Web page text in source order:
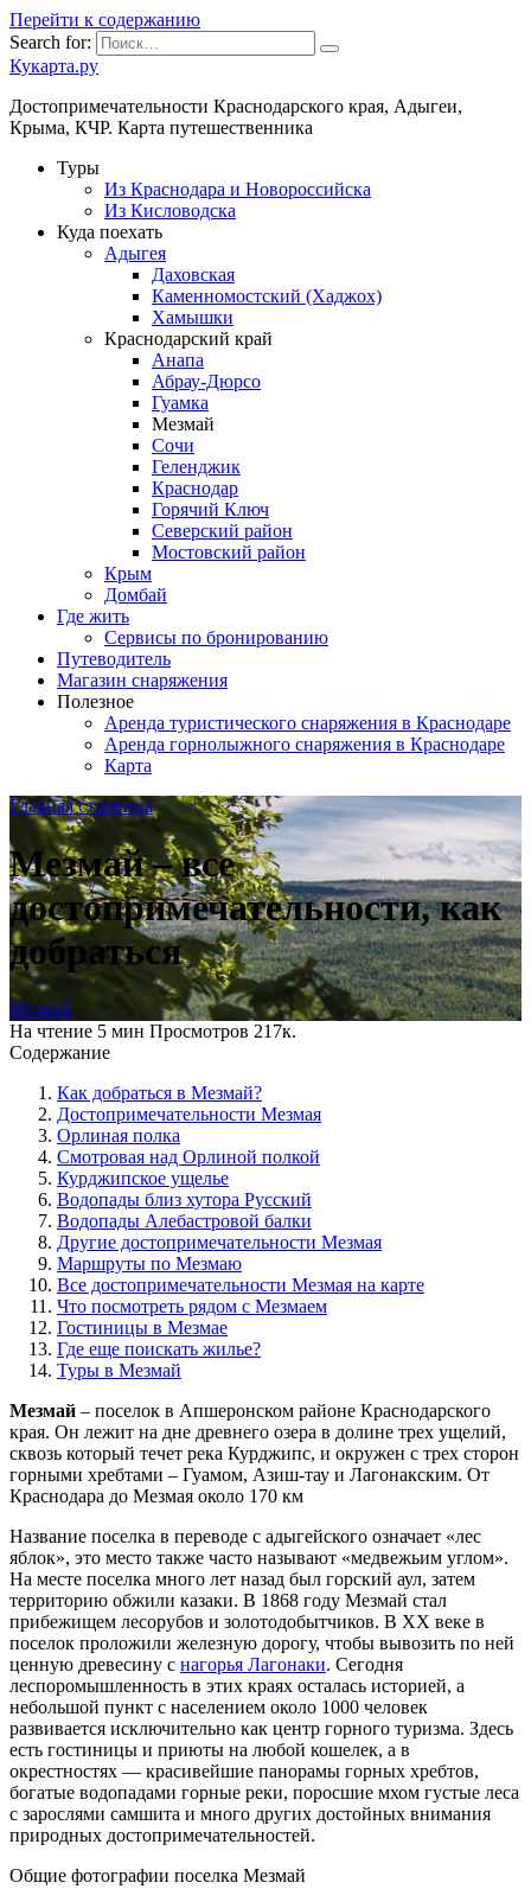
Перейти к содержанию
Search for:
Кукарта.ру
Достопримечательности Краснодарского края, Адыгеи,
Крыма, КЧР. Карта путешественника
Туры
Из Краснодара и Новороссийска
Из Кисловодска
Куда поехать
Адыгея
Даховская
Каменномостский (Хаджох)
Хамышки
Краснодарский край
Анапа
Абрау-Дюрсо
Гуамка
Мезмай
Сочи
Геленджик
Краснодар
Горячий Ключ
Северский район
Мостовский район
Крым
Домбай
Где жить
Сервисы по бронированию
Путеводитель
Магазин снаряжения
Полезное
Аренда туристического снаряжения в Краснодаре
Аренда горнолыжного снаряжения в Краснодаре
Карта
Главная страница
Мезмай – все
достопримечательности, как
добраться
Мезмай
На чтение 5 мин Просмотров 217к.
Содержание
Как добраться в Мезмай?
Достопримечательности Мезмая
Орлиная полка
Смотровая над Орлиной полкой
Курджипское ущелье
Водопады близ хутора Русский
Водопады Алебастровой балки
Другие достопримечательности Мезмая
Маршруты по Мезмаю
Все достопримечательности Мезмая на карте
Что посмотреть рядом с Мезмаем
Гостиницы в Мезмае
Где еще поискать жилье?
Туры в Мезмай
Мезмай – поселок в Апшеронском районе Краснодарского
края. Он лежит на дне древнего озера в долине трех ущелий,
сквозь который течет река Курджипс, и окружен с трех сторон
горными хребтами – Гуамом, Азиш-тау и Лагонакским. От
Краснодара до Мезмая около 170 км
Название поселка в переводе с адыгейского означает «лес
яблок», это место также часто называют «медвежьим углом».
На месте поселка много лет назад был горский аул, затем
территорию обжили казаки. В 1868 году Мезмай стал
прибежищем лесорубов и золотодобытчиков. В XX веке в
поселок проложили железную дорогу, чтобы вывозить по ней
ценную древесину с нагорья Лагонаки. Сегодня
леспоромышленность в этих краях осталась историей, а
небольшой пункт с населением около 1000 человек
развивается исключительно как центр горного туризма. Здесь
есть гостиницы и приюты на любой кошелек, а в
окрестностях — красивейшие панорамы горных хребтов,
богатые водопадами горные реки, поросшие мхом густые леса
с зарослями самшита и много других достойных внимания
природных достопримечательностей.
Общие фотографии поселка Мезмай